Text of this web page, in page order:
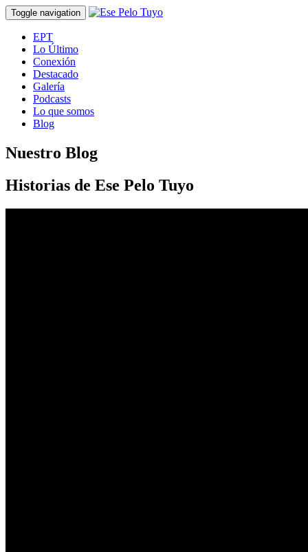
Toggle navigation
EPT
Lo Último
Conexión
Destacado
Galería
Podcasts
Lo que somos
Blog
Nuestro Blog
Historias de Ese Pelo Tuyo